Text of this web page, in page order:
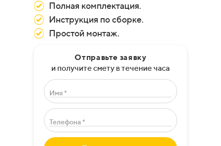
Полная комплектация.
Инструкция по сборке.
Простой монтаж.
Отправьте заявку
и получите смету в течение часа
Имя *
Телефона *